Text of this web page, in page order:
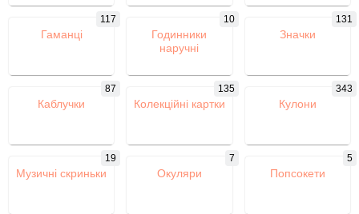
Гаманці
117
Годинники
наручні
10
Значки
131
Каблучки
87
Колекційні картки
135
Кулони
343
Музичні скриньки
19
Окуляри
7
Попсокети
5